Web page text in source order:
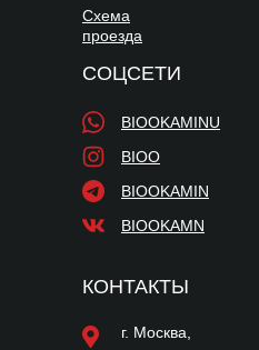
КОНТАКТЫ
г. Москва,
Схема
проезда
СОЦСЕТИ
BIOO
BIOOKAMINU
BIOOKAMIN
BIOOKAMN